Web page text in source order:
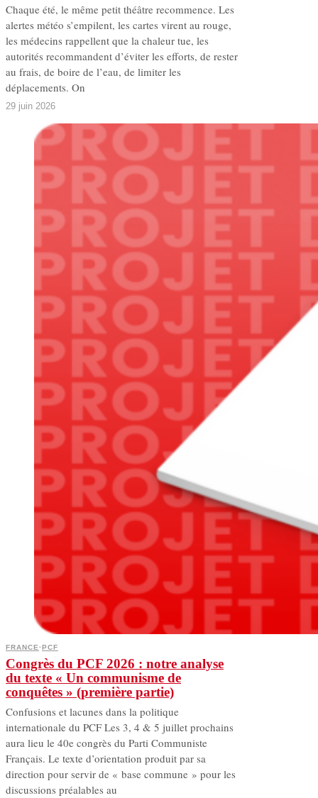
Chaque été, le même petit théâtre recommence. Les
alertes météo s’empilent, les cartes virent au rouge,
les médecins rappellent que la chaleur tue, les
autorités recommandent d’éviter les efforts, de rester
au frais, de boire de l’eau, de limiter les
déplacements. On
29 juin 2026
FRANCE·PCF
Congrès du PCF 2026 : notre analyse
du texte « Un communisme de
conquêtes » (première partie)
Confusions et lacunes dans la politique
internationale du PCF Les 3, 4 & 5 juillet prochains
aura lieu le 40e congrès du Parti Communiste
Français. Le texte d’orientation produit par sa
direction pour servir de « base commune » pour les
discussions préalables au